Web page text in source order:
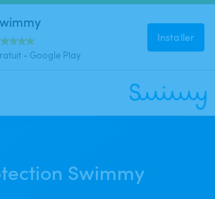
- Google Play
Installer
Swimmy